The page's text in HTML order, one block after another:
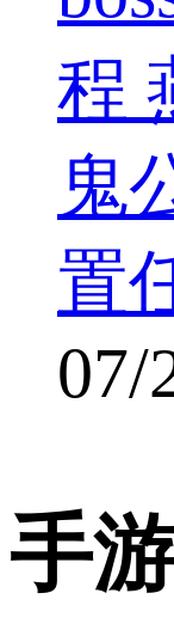
程
鬼
置
07/
手